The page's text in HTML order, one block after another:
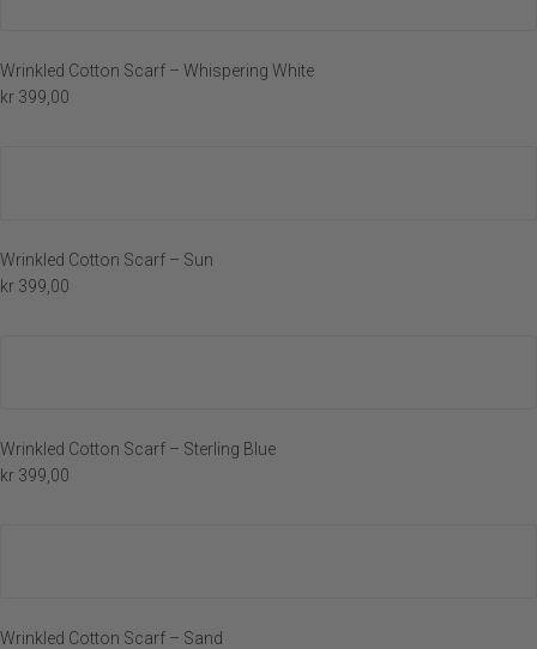
Wrinkled Cotton Scarf – Whispering White
kr 399,00
Wrinkled Cotton Scarf – Sun
kr 399,00
Wrinkled Cotton Scarf – Sterling Blue
kr 399,00
Wrinkled Cotton Scarf – Sand